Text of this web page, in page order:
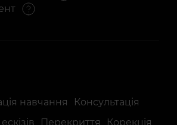
навчання
Консультація
Перекриття
Корекція